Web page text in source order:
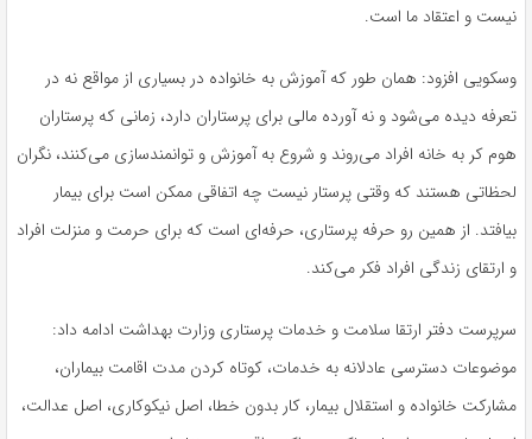
نیست و اعتقاد ما است.
وسکویی افزود: همان طور که آموزش به خانواده در بسیاری از مواقع نه در
تعرفه دیده می‌شود و نه آورده مالی برای پرستاران دارد، زمانی که پرستاران
هوم کر به خانه افراد می‌روند و شروع به آموزش و توانمندسازی می‌کنند، نگران
لحظاتی هستند که وقتی پرستار نیست چه اتفاقی ممکن است برای بیمار
بیافتد. از همین رو حرفه پرستاری، حرفه‌ای است که برای حرمت و منزلت افراد
و ارتقای زندگی افراد فکر می‌کند.
سرپرست دفتر ارتقا سلامت و خدمات پرستاری وزارت بهداشت ادامه داد:
موضوعات دسترسی عادلانه به خدمات، کوتاه کردن مدت اقامت بیماران،
مشارکت خانواده و استقلال بیمار، کار بدون خطا، اصل نیکوکاری، اصل عدالت،